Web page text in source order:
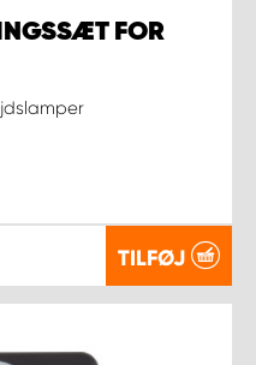
FOR
TILFØJ